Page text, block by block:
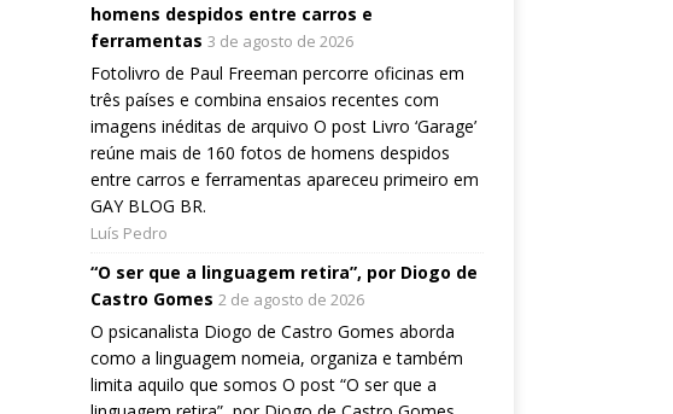
homens despidos entre carros e
ferramentas 3 de agosto de 2026
Fotolivro de Paul Freeman percorre oficinas em
três países e combina ensaios recentes com
imagens inéditas de arquivo O post Livro ‘Garage’
reúne mais de 160 fotos de homens despidos
entre carros e ferramentas apareceu primeiro em
GAY BLOG BR.
Luís Pedro
“O ser que a linguagem retira”, por Diogo de
Castro Gomes 2 de agosto de 2026
O psicanalista Diogo de Castro Gomes aborda
como a linguagem nomeia, organiza e também
limita aquilo que somos O post “O ser que a